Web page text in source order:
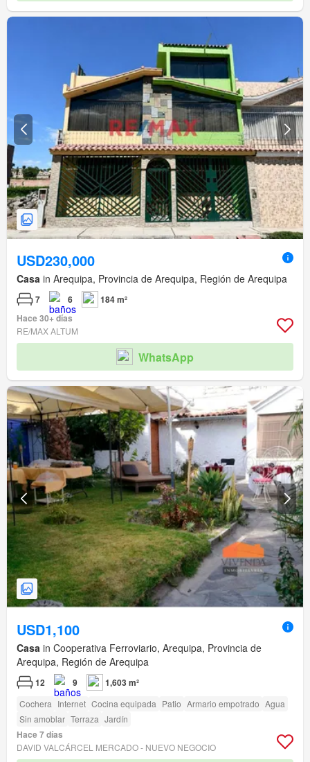
USD230,000
Casa in Arequipa, Provincia de Arequipa, Región de Arequipa
7 6
184 m²
Hace 30+ días
RE/MAX ALTUM
WhatsApp
USD1,100
Casa in Cooperativa Ferroviario, Arequipa, Provincia de
Arequipa, Región de Arequipa
12 9 1,603 m²
Cochera Internet Cocina equipada Patio Armario empotrado Agua
Sin amoblar Terraza Jardín
Hace 7 días
DAVID VALCÁRCEL MERCADO - NUEVO NEGOCIO